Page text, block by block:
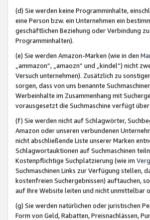
(d) Sie werden keine Programminhalte,
eine Person bzw. ein Unternehmen ein
geschäftlichen Beziehung oder Verbindung
Programminhalten).
(e) Sie werden Amazon-Marken (wie in den
„ammazon“, „amaozn“ und „kindel“) nicht
Versuch unternehmen). Zusätzlich zu
sorgen, dass von uns benannte
Werbeinhalte im Zusammenhang mit
vorausgesetzt die Suchmaschine verfügt
(f) Sie werden nicht auf Schlagwörter,
Amazon oder unseren verbundenen
nicht abschließende Liste unserer Marken
Schlagwortauktionen auf Suchmaschinen
Kostenpflichtige Suchplatzierung (wie im
Suchmaschinen Links zur Verfügung stellen,
kostenfreien Suchergebnissen) auftauchen,
auf Ihre Website leiten und nicht
(g) Sie werden natürlichen oder juristischen
Form von Geld, Rabatten, Preisnachlässen,